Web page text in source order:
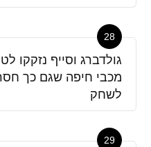
28
גולדברג וסייף נזקקו
מכבי חיפה שגם כך
לשחק
29